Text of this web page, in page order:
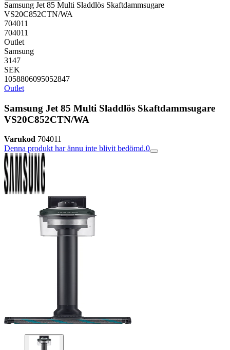
Samsung Jet 85 Multi Sladdlös Skaftdammsugare
VS20C852CTN/WA
704011
704011
Outlet
Samsung
3147
SEK
1058806095052847
Outlet
Samsung Jet 85 Multi Sladdlös Skaftdammsugare
VS20C852CTN/WA
Varukod 704011
Denna produkt har ännu inte blivit bedömd.0